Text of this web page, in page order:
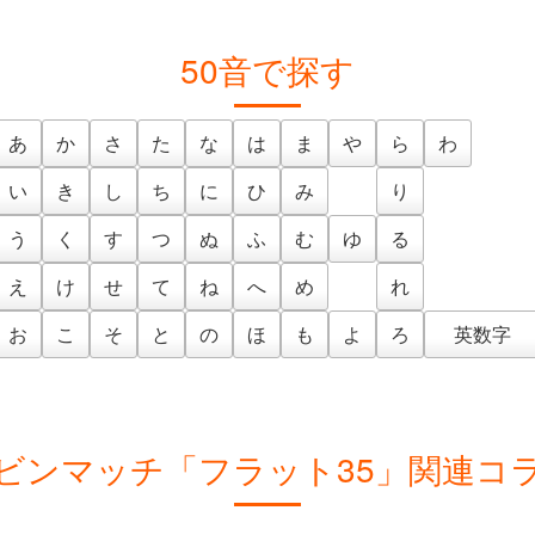
50音で探す
あ
い
う
え
お
か
き
く
け
こ
さ
し
す
せ
そ
た
ち
つ
て
と
な
に
ぬ
ね
の
は
ひ
ふ
へ
ほ
ま
み
む
め
も
や
ゆ
よ
ら
り
る
れ
ろ
わ
英数字
ンマッチ「フラット35」関連コ